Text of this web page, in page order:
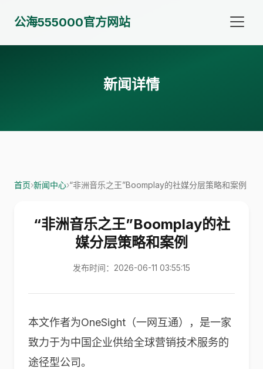
公海555000官方网站
新闻详情
首页›新闻中心›“非洲音乐之王”Boomplay的社媒分层策略和案例
“非洲音乐之王”Boomplay的社
媒分层策略和案例
发布时间：2026-06-11 03:55:15
本文作者为OneSight（一网互通），是一家
致力于为中国企业供给全球营销技术服务的
途径型公司。